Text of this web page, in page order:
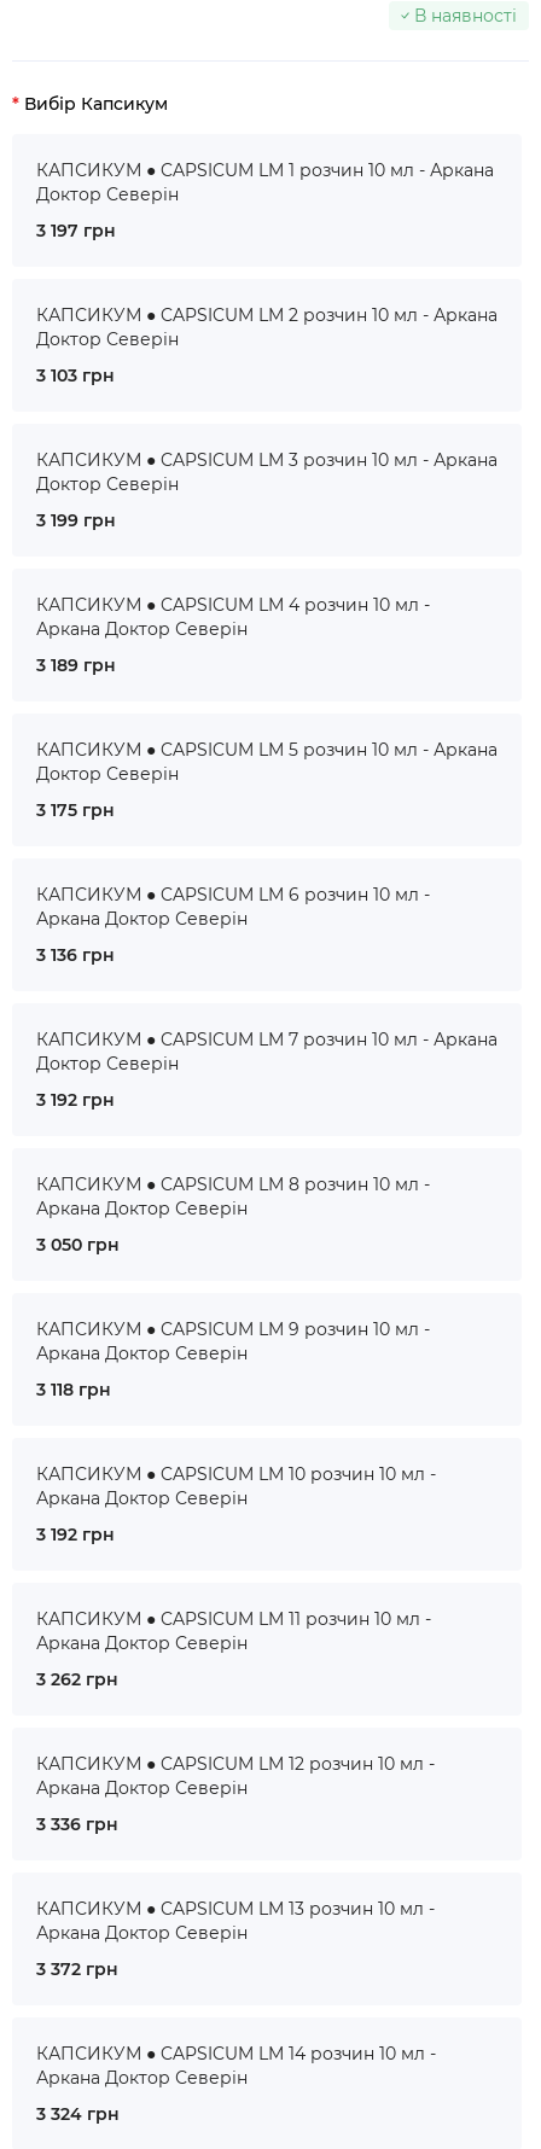
В наявності
Вибір Капсикум
КАПСИКУМ ● CAPSICUM LM 1 розчин 10 мл - Аркана
Доктор Северін
3 197 грн
КАПСИКУМ ● CAPSICUM LM 2 розчин 10 мл - Аркана
Доктор Северін
3 103 грн
КАПСИКУМ ● CAPSICUM LM 3 розчин 10 мл - Аркана
Доктор Северін
3 199 грн
КАПСИКУМ ● CAPSICUM LM 4 розчин 10 мл -
Аркана Доктор Северін
3 189 грн
КАПСИКУМ ● CAPSICUM LM 5 розчин 10 мл - Аркана
Доктор Северін
3 175 грн
КАПСИКУМ ● CAPSICUM LM 6 розчин 10 мл -
Аркана Доктор Северін
3 136 грн
КАПСИКУМ ● CAPSICUM LM 7 розчин 10 мл - Аркана
Доктор Северін
3 192 грн
КАПСИКУМ ● CAPSICUM LM 8 розчин 10 мл -
Аркана Доктор Северін
3 050 грн
КАПСИКУМ ● CAPSICUM LM 9 розчин 10 мл -
Аркана Доктор Северін
3 118 грн
КАПСИКУМ ● CAPSICUM LM 10 розчин 10 мл -
Аркана Доктор Северін
3 192 грн
КАПСИКУМ ● CAPSICUM LM 11 розчин 10 мл -
Аркана Доктор Северін
3 262 грн
КАПСИКУМ ● CAPSICUM LM 12 розчин 10 мл -
Аркана Доктор Северін
3 336 грн
КАПСИКУМ ● CAPSICUM LM 13 розчин 10 мл -
Аркана Доктор Северін
3 372 грн
КАПСИКУМ ● CAPSICUM LM 14 розчин 10 мл -
Аркана Доктор Северін
3 324 грн